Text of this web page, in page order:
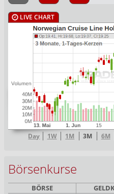
LIVE CHART
Day 1W 1M 3M 6M
Börsenkurse
BÖRSE